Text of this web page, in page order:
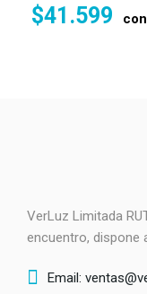
$41.599
VerLuz Limitada
encuentro, dispone
Email: